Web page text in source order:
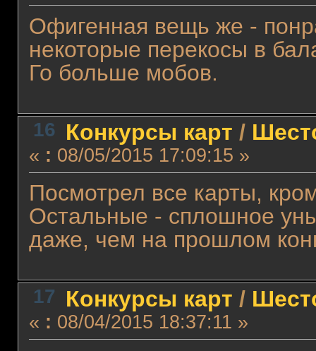
Офигенная вещь же -
некоторые перекосы в
Го больше мобов.
16 Конкурсы карт /
« : 08/05/2015 17:09:15 »
Посмотрел все карты,
Остальные - сплошное
даже, чем на прошлом
17 Конкурсы карт /
« : 08/04/2015 18:37:11 »